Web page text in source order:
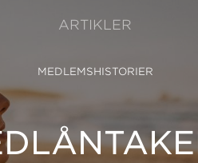
ARTIKLER
MEDLEMSHISTORIER